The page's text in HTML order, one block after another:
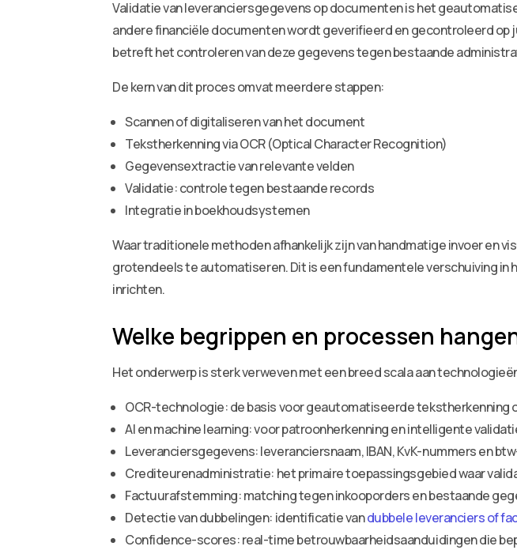
Validatie van leveranciersgegevens op documenten is het
andere financiële documenten wordt geverifieerd en gecontroleerd op
betreft het controleren van deze gegevens tegen bestaande
De kern van dit proces omvat meerdere stappen:
Scannen of digitaliseren van het document
Tekstherkenning via OCR (Optical Character Recognition)
Gegevensextractie van relevante velden
Validatie: controle tegen bestaande records
Integratie in boekhoudsystemen
Waar traditionele methoden afhankelijk zijn van handmatige invoer en
grotendeels te automatiseren. Dit is een fundamentele verschuiving
inrichten.
Welke begrippen en processen
Het onderwerp is sterk verweven met een breed scala aan
OCR-technologie: de basis voor geautomatiseerde tekstherkenning
AI en machine learning: voor patroonherkenning en intelligente
Leveranciersgegevens: leveranciersnaam, IBAN, KvK-nummers en
Crediteurenadministratie: het primaire toepassingsgebied waar
Factuurafstemming: matching tegen inkooporders en bestaande
Detectie van dubbelingen: identificatie vandubbele leveranciers of
Confidence-scores: real-time betrouwbaarheidsaanduidingen die